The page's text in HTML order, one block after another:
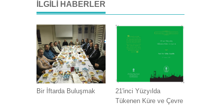
İLGILI HABERLER
Bir İftarda Buluşmak
21'inci Yüzyılda
Tükenen Küre ve Çevre